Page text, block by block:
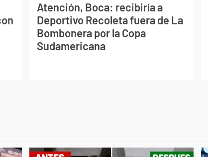
Atención, Boca: recibiría a
Deportivo Recoleta fuera de La
Bombonera por la Copa
Sudamericana